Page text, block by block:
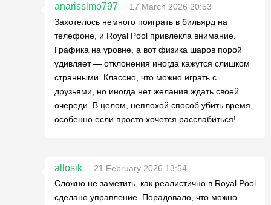
anarissimo797
17 March 2026 20:53
Захотелось немного поиграть в бильярд на
телефоне, и Royal Pool привлекла внимание.
Графика на уровне, а вот физика шаров порой
удивляет — отклонения иногда кажутся слишком
странными. Классно, что можно играть с
друзьями, но иногда нет желания ждать своей
очереди. В целом, неплохой способ убить время,
особенно если просто хочется расслабиться!
allosik
21 February 2026 13:54
Сложно не заметить, как реалистично в Royal Pool
сделано управление. Порадовало, что можно